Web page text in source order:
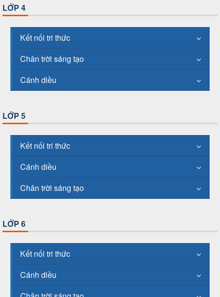
LỚP 4
Kết nối tri thức
Chân trời sáng tạo
Cánh diều
LỚP 5
Kết nối tri thức
Cánh diều
Chân trời sáng tạo
LỚP 6
Kết nối tri thức
Cánh diều